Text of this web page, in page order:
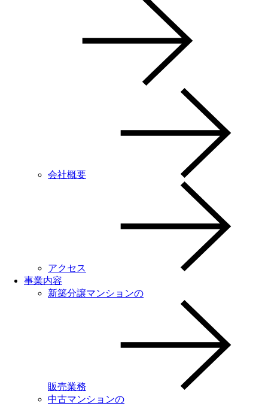
会社概要
アクセス
事業内容
新築分譲マンションの
販売業務
中古マンションの